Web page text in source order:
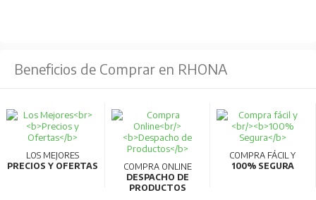
Compatibilidad AC/DC:Los modelos de 32AF y
de especificación adicional.
Comunicaciones inteligentes:
Compatibilidad con
CC-Link para transmitir datos de medición a PC,
permitiendo la gestión energética y visualización en
Beneficios de Comprar en RHONA
LOS MEJORES
PRECIOS Y OFERTAS
COMPRA ONLINE
DESPACHO DE
PRODUCTOS
COMPRA FÁCIL Y
100% SEGURA